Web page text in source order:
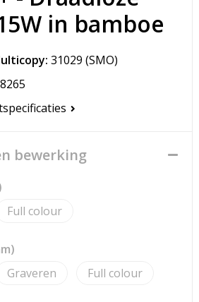
in bamboe
31029 (SMO)
8265
bewerking
Full colour
Graveren Full colour